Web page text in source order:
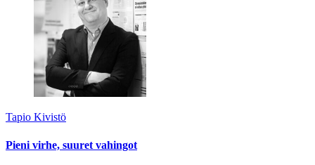
Tapio Kivistö
Pieni virhe, suuret vahingot